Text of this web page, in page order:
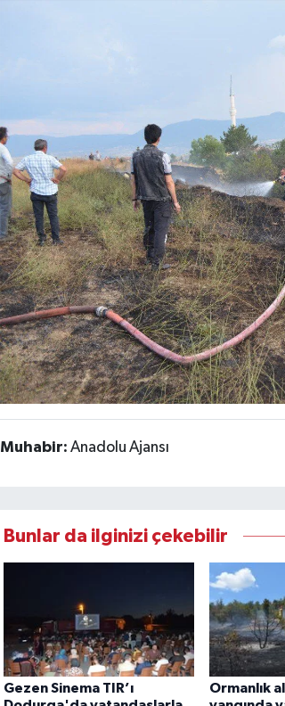
Muhabir: Anadolu Ajansı
Bunlar da ilginizi çekebilir
Gezen Sinema TIR’ı
Ormanlık